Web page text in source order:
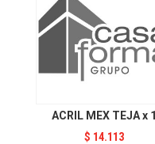
ACRIL MEX TEJA x 1
$ 14.113